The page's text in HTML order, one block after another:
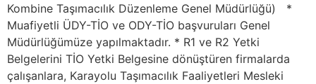
Kombine Taşımacılık Düzenleme Genel Müdürlüğü) *
Muafiyetli ÜDY-TİO ve ODY-TİO başvuruları Genel
Müdürlüğümüze yapılmaktadır. * R1 ve R2 Yetki
Belgelerini TİO Yetki Belgesine dönüştüren firmalarda
çalışanlara, Karayolu Taşımacılık Faaliyetleri Mesleki